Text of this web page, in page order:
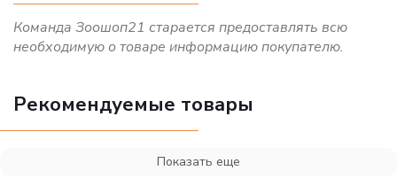
Команда Зоошоп21 старается предоставлять всю
необходимую о товаре информацию покупателю.
Рекомендуемые товары
Показать еще